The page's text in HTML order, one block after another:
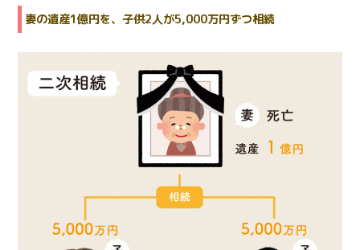
妻の遺産1億円を、子供2人が5,000万円ずつ相続